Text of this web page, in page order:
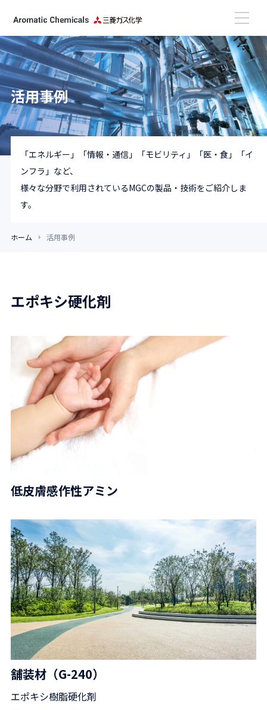
高性能アミン
芳香族アルデヒド
更新情報
活用事例
「エネルギー」「情報・通信」「モビリティ」「医・食」「イ
ンフラ」など、
様々な分野で利用されているMGCの製品・技術をご紹介しま
す。
ホーム 活用事例
エポキシ硬化剤
低皮膚感作性アミン
舗装材（G-240）
エポキシ樹脂硬化剤